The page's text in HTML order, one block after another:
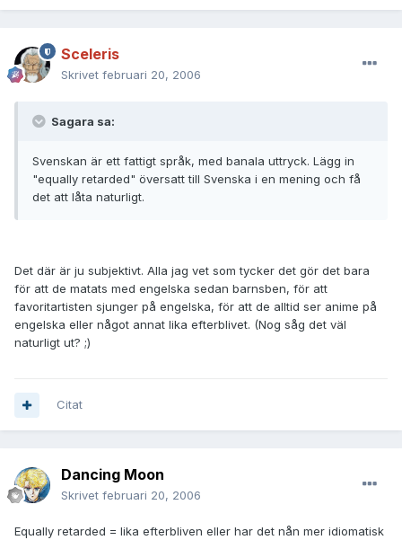
Sceleris
Skrivet februari 20, 2006
Sagara sa:
Svenskan är ett fattigt språk, med banala uttryck. Lägg in
"equally retarded" översatt till Svenska i en mening och få
det att låta naturligt.
Det där är ju subjektivt. Alla jag vet som tycker det gör det bara
för att de matats med engelska sedan barnsben, för att
favoritartisten sjunger på engelska, för att de alltid ser anime på
engelska eller något annat lika efterblivet. (Nog såg det väl
naturligt ut? ;)
Citat
Dancing Moon
Skrivet februari 20, 2006
Equally retarded = lika efterbliven eller har det nån mer idiomatisk